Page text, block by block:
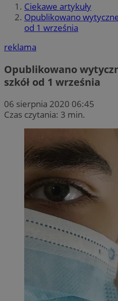
Ciekawe artykuły
Opublikowano
od 1 września
reklama
Opublikowano
szkół od 1 września
06 sierpnia 2020 06:45
Czas czytania: 3 min.